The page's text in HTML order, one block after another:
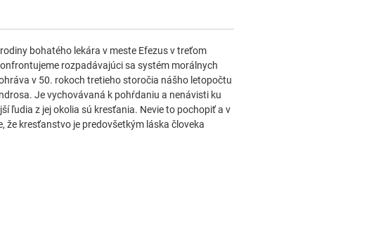
bohatého lekára v meste Efezus v treťom
rozpadávajúci sa systém morálnych
v 50. rokoch tretieho storočia nášho letopočtu
Je vychovávaná k pohŕdaniu a nenávisti ku
ľudia z jej okolia sú kresťania. Nevie to pochopiť a v
že kresťanstvo je predovšetkým láska človeka